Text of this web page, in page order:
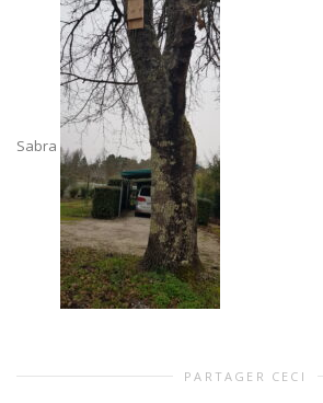
Sabra
PARTAGER CECI